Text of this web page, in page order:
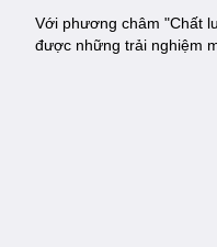
Với phương châm "Chất
được những trải nghiệm